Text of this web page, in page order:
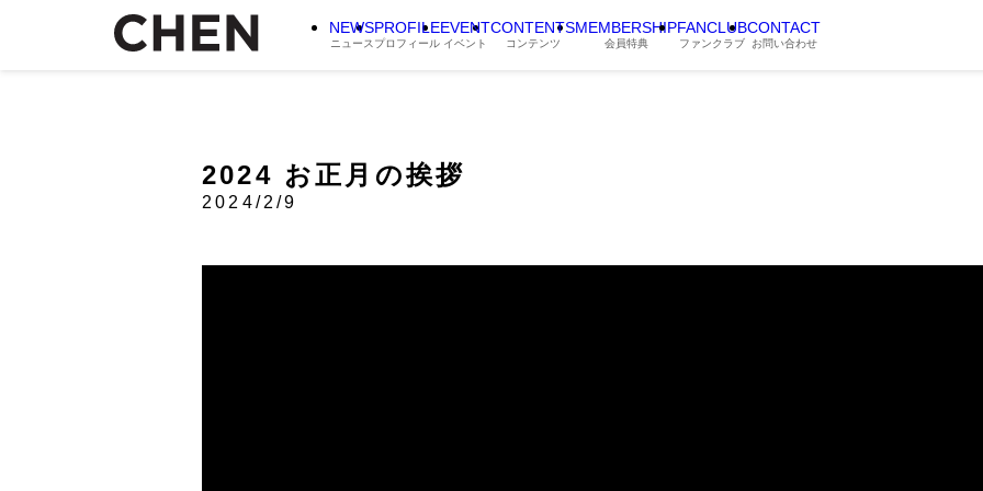
NEWS
ニュース
PROFILE
プロフィール
EVENT
イベント
CONTENTS
コンテンツ
MEMBERSHIP
会員特典
FANCLUB
ファンクラブ
CONTACT
お問い合わせ
2024 お正月の挨拶
2024/2/9